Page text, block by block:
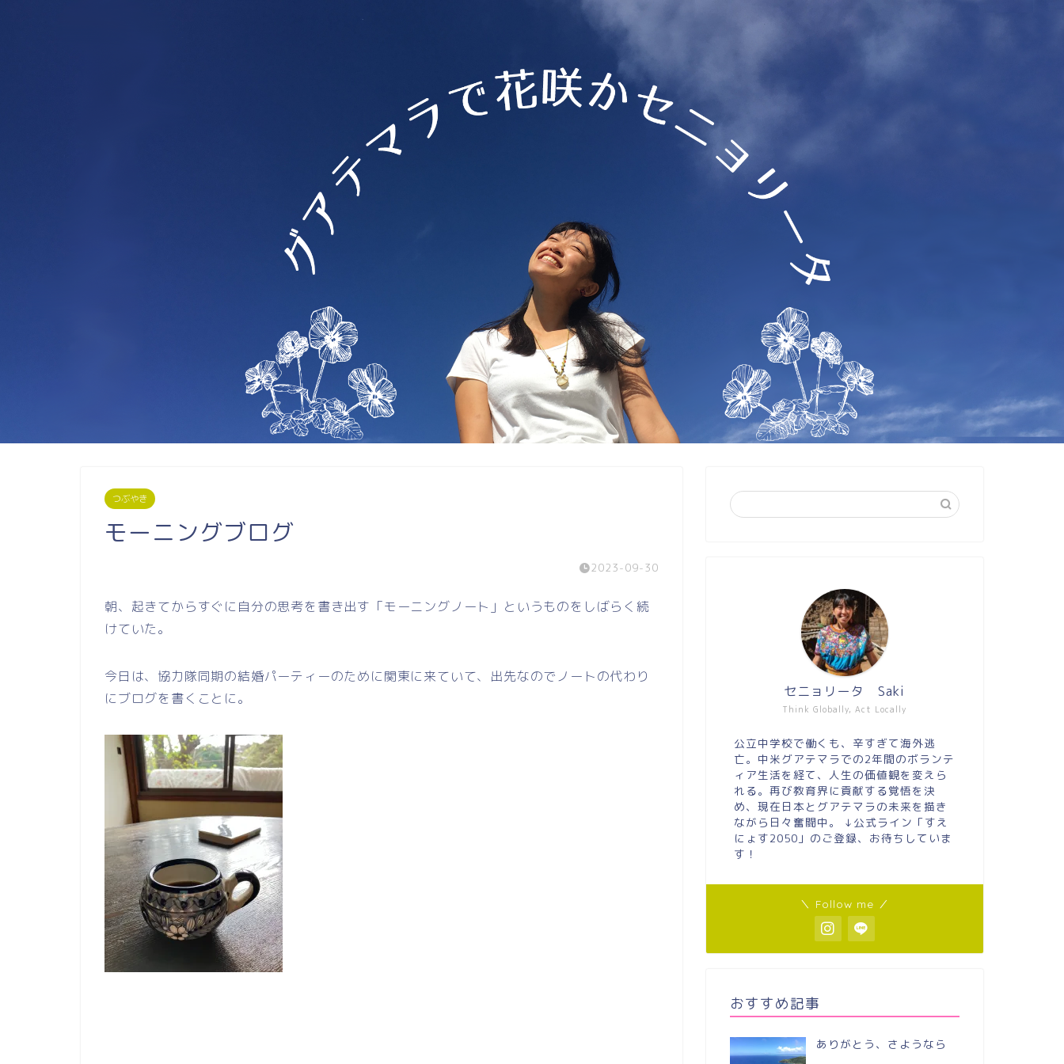
つぶやき
モーニングブログ
2023-09-30
朝、起きてからすぐに自分の思考を書き出す「モーニングノート」というものをしばらく続
けていた。
今日は、協力隊同期の結婚パーティーのために関東に来ていて、出先なのでノートの代わり
にブログを書くことに。
Think Globally, Act Locally
セニョリータ Saki
公立中学校で働くも、辛すぎて海外逃
亡。中米グアテマラでの2年間のボランテ
ィア生活を経て、人生の価値観を変えら
れる。再び教育界に貢献する覚悟を決
め、現在日本とグアテマラの未来を描き
ながら日々奮闘中。 ↓公式ライン「すえ
にょす2050」のご登録、お待ちしていま
す！
＼ Follow me ／
おすすめ記事
ありがとう、さようなら